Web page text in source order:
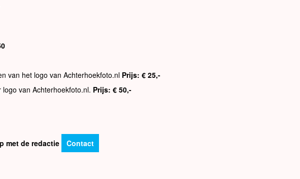
van het logo van Achterhoekfoto.nl Prijs: € 25,-
van Achterhoekfoto.nl. Prijs: € 50,-
met de redactie
Contact